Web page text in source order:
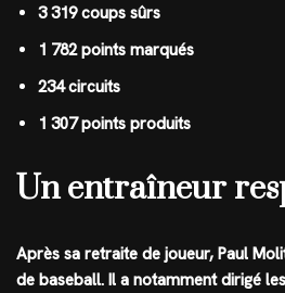
3 319 coups sûrs
1 782 points marqués
234 circuits
1 307 points produits
Un entraîneur
Après sa retraite de joueur, Paul
de baseball. Il a notamment dirigé